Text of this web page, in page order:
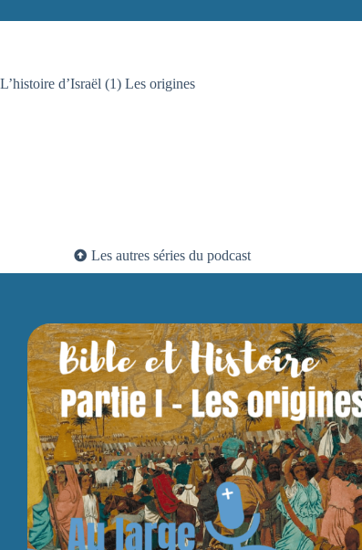
L’histoire d’Israël (1) Les origines
Les autres séries du podcast